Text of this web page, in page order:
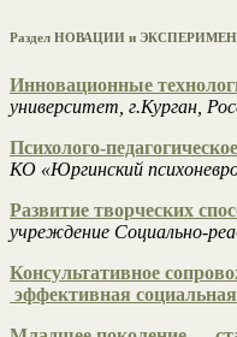
Раздел НОВАЦИИ и
Инновационные
университет, г.Курган,
Психолого-
КО «Юргинский
Развитие творческих
учреждение Социально-
Консультативное
эффективная